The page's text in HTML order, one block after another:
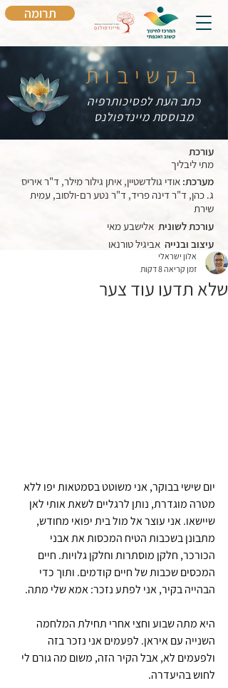
תרומה
בקשיבות
כתב העת לפסיכותרפיה
מבוססת מיינדפולנס
עורכת
מתי ליבליך
מערכת: אודי גולדשטיין, איתן גילור מילר, ד"ר איריס
ג. כהן, ד"ר דינה פריד, ד"ר נטע רם-ולסוב, עמית
שירת
עורכת לשונית אלישבע מאי
עיצוב ובנייה אביגיל טורנאו
שלא תדעו עוד צער
אלון ישראלי
זמן קריאה 8 דקות
יום שישי בבוקר, אני משוטט בסמטאות יפו ללא
מטרה מוגדרת, נותן לרגליים לשאת אותי לאן
שיישאו. אני עוצר אל מול בית יפואי מחודש,
מתבונן בשכבות הטיח המכסות את אבני
הכורכר, חלקן מוסתרות וחלקן גלויות. חיים
המכסים שכבות של חיים קודמים. ותוך כדי
הבהייה בקיר, אני לפתע נזכר: אמא שלי מתה.
היא מתה שבוע וחצי אחרי תחילת המלחמה
השנייה עם איראן. לפעמים אני נזכר בזה
ולפעמים לא, אבל הקיר הזה, משום מה גורם לי
לחוש בהיעדרה.